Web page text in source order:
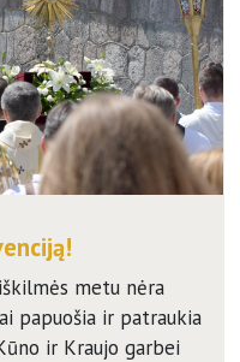
metu nėra
papuošia ir patraukia
ir Kraujo garbei